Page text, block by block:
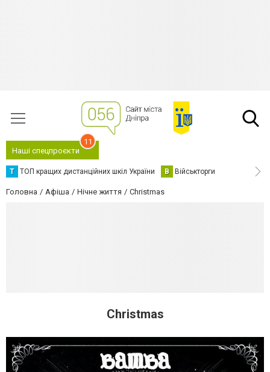
Наші спецпроєкти
11
Т ТОП кращих дистанційних шкіл України В Військторги
Головна Афіша Нічне життя Christmas
Christmas